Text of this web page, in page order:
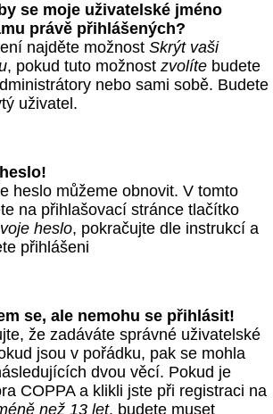
se moje uživatelské jméno
právě přihlášených?
najděte možnost Skrýt vaši
, pokud tuto možnost zvolíte budete
nebo sami sobě. Budete
uživatel.
heslo můžeme obnovit. V tomto
na přihlašovací stránce tlačítko
heslo, pokračujte dle instrukcí a
přihlášeni
se, ale nemohu se přihlásit!
že zadáváte správné uživatelské
jsou v pořádku, pak se mohla
dvou věcí. Pokud je
COPPA a klikli jste při registraci na
než 13 let, budete muset